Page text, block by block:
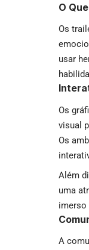
O
Os
usar
Os
visual
Os
Além
uma
imerso
A